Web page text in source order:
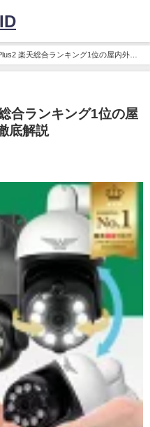
楽天総合ランキング1位の屋内外対
合ランキング1位の屋
底解説